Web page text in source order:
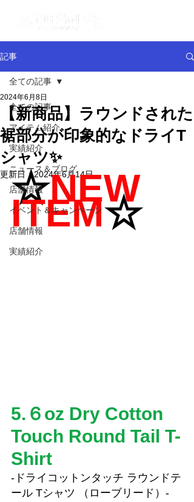
記事
全ての記事
アイテム紹介
実績紹介
ニュース＆ブログ
店舗情報
イベント＆キャンペーン
店舗情報
実績紹介
全ての記事
【新商品】ラウンドされた
裾部分が印象的なドライT
シャツ✨
2024年6月8日
更新日：2024年6月14日
☆NEW
ITEM☆
5.６oz Dry Cotton
Touch Round Tail T-
Shirt
-ドライコットンタッチ ラウンドテ
ール Tシャツ （ローブリード）-